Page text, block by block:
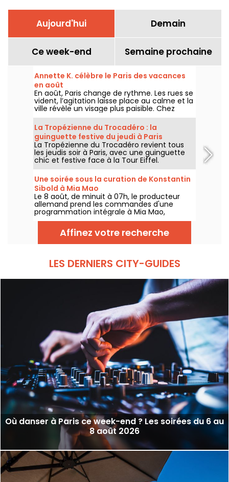
Aujourd'hui Demain
Ce week-end Semaine prochaine
Annette K. célèbre le Paris des vacances
en août
En août, Paris change de rythme. Les rues se
vident, l’agitation laisse place au calme et la
ville révèle un visage plus paisible. Chez
Annette K., on profite de cette parenthèse
unique pour prolonger l’esprit des vacances,
les pieds presque dans l’eau, avant le retour
à la rentrée.
La Tropézienne du Trocadéro : la
guinguette festive du jeudi à Paris
La Tropézienne du Trocadéro revient tous
les jeudis soir à Paris, avec une guinguette
chic et festive face à la Tour Eiffel.
Une soirée sous la curation de Konstantin
Sibold à Mia Mao
Le 8 août, de minuit à 07h, le producteur
allemand prend les commandes d'une
programmation intégrale à Mia Mao,
entouré de Hardt Antoine et EG, pour une
soirée qui traverse la house mélodique, la
techno et leurs zones frontières.
Affinez votre recherche
LES DERNIERS CITY-GUIDES
Où danser à Paris ce week-end ? Les soirées du 6 au
8 août 2026